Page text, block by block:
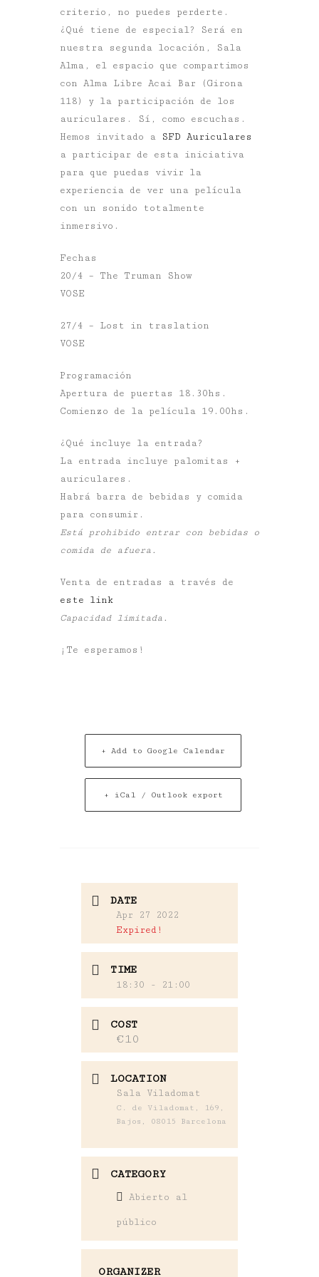
criterio, no puedes perderte.
¿Qué tiene de especial? Será en
nuestra segunda locación, Sala
Alma, el espacio que compartimos
con Alma Libre Acai Bar (Girona
118) y la participación de los
auriculares. Sí, como escuchas.
Hemos invitado a
SFD Auriculares
a participar de esta iniciativa
para que puedas vivir la
experiencia de ver una película
con un sonido totalmente
inmersivo.
Fechas
20/4 – The Truman Show
VOSE
27/4 – Lost in traslation
VOSE
Programación
Apertura de puertas 18.30hs.
Comienzo de la película 19.00hs.
¿Qué incluye la entrada?
La entrada incluye palomitas +
auriculares.
Habrá barra de bebidas y comida
para consumir.
Está prohibido entrar con bebidas o
comida de afuera.
Venta de entradas a través de
este link
Capacidad limitada.
¡Te esperamos!
+ Add to Google Calendar
+ iCal / Outlook export
DATE
Apr 27 2022
Expired!
TIME
18:30 - 21:00
COST
€10
LOCATION
Sala Viladomat
C. de Viladomat, 169,
Bajos, 08015 Barcelona
CATEGORY
Abierto al
público
ORGANIZER